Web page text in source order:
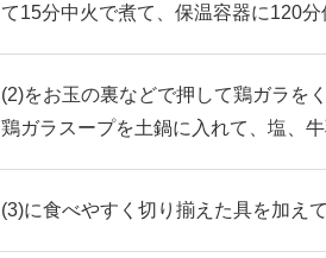
て15分中火で煮て、保温容器に120分
(2)をお玉の裏などで押して鶏ガラを
鶏ガラスープを土鍋に入れて、塩、
(3)に食べやすく切り揃えた具を加え